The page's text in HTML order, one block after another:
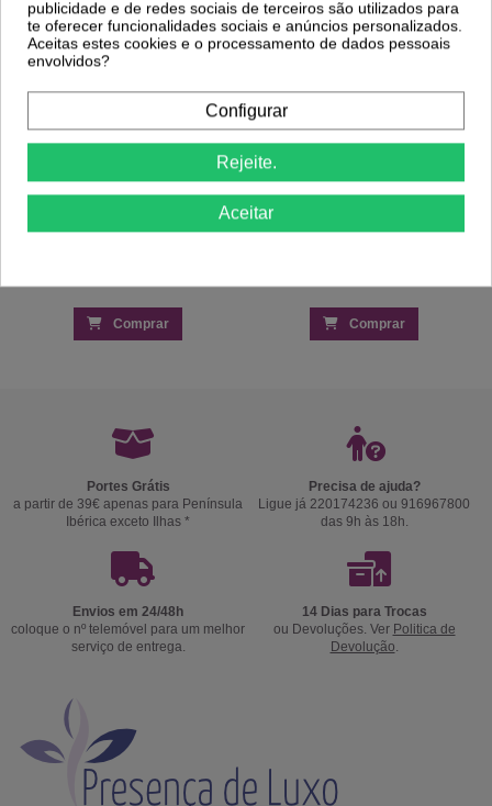
Comprar Comprar
Portes Grátis
a partir de 39€ apenas para Península
Ibérica exceto Ilhas *
Precisa de ajuda?
Ligue já 220174236 ou 916967800
das 9h às 18h.
Envios em 24/48h
coloque o nº telemóvel para um melhor
serviço de entrega.
14 Dias para Trocas
ou Devoluções. Ver Politica de
Devolução.
publicidade e de redes sociais de terceiros são utilizados para
te oferecer funcionalidades sociais e anúncios personalizados.
Aceitas estes cookies e o processamento de dados pessoais
envolvidos?
Configurar
Rejeite.
Aceitar